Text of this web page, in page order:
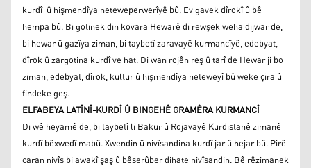
kurdî û hişmendîya neteweperwerîyê bû. Ev gavek dîrokî û bê
hempa bû. Bi gotinek din kovara Hewarê di rewşek weha dijwar de,
bi hewar û gazîya ziman, bi taybetî zaravayê kurmancîyê, edebyat,
dîrok û zargotina kurdî ve hat. Di wan rojên reş û tarî de Hewar ji bo
ziman, edebyat, dîrok, kultur û hişmendîya neteweyî bû weke çira û
findeke geş.
ELFABEYA LATÎNÎ-KURDÎ Û BINGEHÊ GRAMÊRA KURMANCÎ
Di wê heyamê de, bi taybetî li Bakur û Rojavayê Kurdistanê zimanê
kurdî bêxwedî mabû. Xwendin û nivîsandina kurdî jar û hejar bû. Pirê
caran nivîs bi awakî şaş û bêserûber dihate nivîsandin. Bê rêzimanek